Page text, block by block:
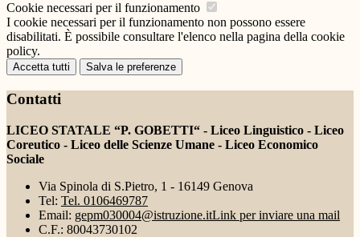
Cookie necessari per il funzionamento
I cookie necessari per il funzionamento non possono essere
disabilitati. È possibile consultare l'elenco nella pagina della cookie
policy.
Accetta tutti Salva le preferenze
Contatti
LICEO STATALE “P. GOBETTI“ - Liceo Linguistico - Liceo
Coreutico - Liceo delle Scienze Umane - Liceo Economico
Sociale
Via Spinola di S.Pietro, 1 - 16149 Genova
Tel: Tel. 0106469787
Email: gepm030004@istruzione.itLink per inviare una mail
C.F.: 80043730102